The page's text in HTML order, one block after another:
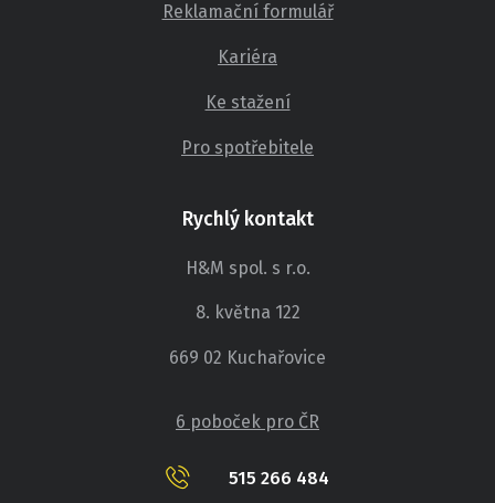
Reklamační formulář
Kariéra
Ke stažení
Pro spotřebitele
Rychlý kontakt
H&M spol. s r.o.
8. května 122
669 02 Kuchařovice
6 poboček pro ČR
515 266 484